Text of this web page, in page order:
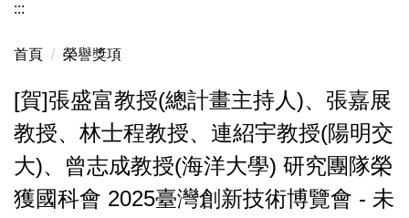
:::
首頁 榮譽獎項
[賀]張盛富教授(總計畫主持人)、張嘉展
教授、林士程教授、連紹宇教授(陽明交
大)、曾志成教授(海洋大學) 研究團隊榮
獲國科會 2025臺灣創新技術博覽會 - 未